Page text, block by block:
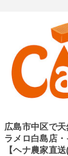
広島市中区で
ラメロ白島店
【ヘナ農家直送